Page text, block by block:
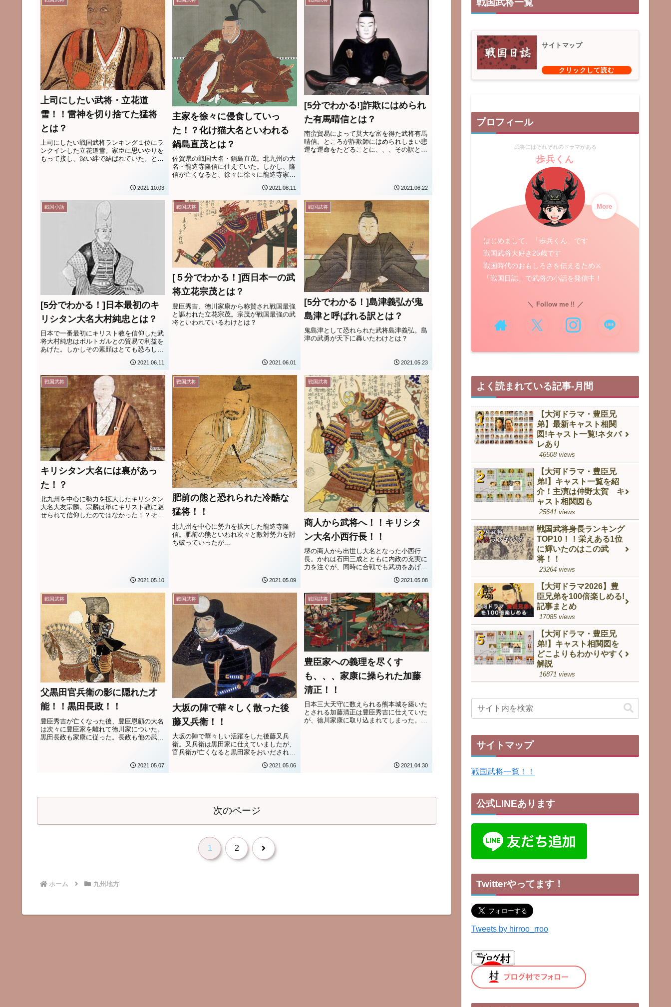
上司にしたい武将・立花道
雪！！雷神を切り捨てた猛将
とは？
上司にしたい戦国武将ランキング１位にラ
ンクインした立花道雪。家臣に思いやりを
もって接し、深い絆で結ばれていた。とこ
2021.10.03
主家を徐々に侵食していっ
た！？化け猫大名といわれる
鍋島直茂とは？
佐賀県の戦国大名・鍋島直茂。北九州の大
名・龍造寺隆信に仕えていた。しかし、隆
信が亡くなると、徐々に徐々に龍造寺家の
2021.08.11
[5分でわかる!]詐欺にはめられ
た有馬晴信とは？
南蛮貿易によって莫大な富を得た武将有馬
晴信。ところが詐欺師にはめられしまい悲
運な運命をたどることに、、、その訳と
2021.06.22
戦国小話
[5分でわかる！]日本最初のキ
リシタン大名大村純忠とは？
日本で一番最初にキリスト教を信仰した武
将大村純忠はポルトガルとの貿易で利益を
あげた。しかしその素顔はとても恐ろしい
2021.06.11
戦国武将
[５分でわかる！]西日本一の武
将立花宗茂とは？
豊臣秀吉、徳川家康から称賛され戦国最強
と謳われた立花宗茂。宗茂が戦国最強の武
将といわれているわけとは？
2021.06.01
戦国武将
[5分でわかる！]島津義弘が鬼
島津と呼ばれる訳とは？
鬼島津として恐れられた武将島津義弘。島
津の武勇が天下に轟いたわけとは？
2021.05.23
戦国武将
キリシタン大名には裏があっ
た！？
北九州を中心に勢力を拡大したキリシタン
大名大友宗麟。宗麟は単にキリスト教に魅
せられて信仰したのではなかった！？その
2021.05.10
戦国武将
肥前の熊と恐れられた冷酷な
猛将！！
北九州を中心に勢力を拡大した龍造寺隆
信。肥前の熊といわれ次々と敵対勢力を討
ち破っていったが...
2021.05.09
戦国武将
商人から武将へ！！キリシタ
ン大名小西行長！！
堺の商人から出世し大名となった小西行
長。かれは石田三成とともに内政の充実に
力を注ぐが、同時に合戦でも武功をあげて
2021.05.08
戦国武将
父黒田官兵衛の影に隠れた才
能！！黒田長政！！
豊臣秀吉が亡くなった後、豊臣恩顧の大名
は次々に豊臣家を離れて徳川家についた。
黒田長政も家康に従った。長政も他の武将
2021.05.07
戦国武将
大坂の陣で華々しく散った後
藤又兵衛！！
大坂の陣で華々しい活躍をした後藤又兵
衛。又兵衛は黒田家に仕えていましたが、
官兵衛が亡くなると黒田家をおいだされて
2021.05.06
戦国武将
豊臣家への義理を尽くす
も、、、家康に操られた加藤
清正！！
日本三大天守に数えられる熊本城を築いた
とされる加藤清正は豊臣秀吉に仕えていた
が、徳川家康に取り込まれてしまった。そ
2021.04.30
次のページ
1 2 次
ホーム 九州地方
戦国武将一覧
サイトマップ
プロフィール
武将にはそれぞれのドラマがある
歩兵くん
More
はじめまして、「歩兵くん」です
戦国武将大好き25歳です
戦国時代のおもしろさを伝えるため⚔️
「戦国日誌」で武将の小話を発信中！
Follow me !!
よく読まれている記事-月間
【大河ドラマ・豊臣兄
弟】最新キャスト相関
図!キャスト一覧!ネタバ
レあり
46508 views
【大河ドラマ・豊臣兄
弟!】キャスト一覧を紹
介！主演は仲野太賀 キ
ャスト相関図も
25641 views
戦国武将身長ランキング
TOP10！！栄えある1位
に輝いたのはこの武
将！！
23264 views
【大河ドラマ2026】豊
臣兄弟を100倍楽しめる!
記事まとめ
17085 views
【大河ドラマ・豊臣兄
弟!】キャスト相関図を
どこよりもわかりやすく
解説
16871 views
サイトマップ
戦国武将一覧！！
公式LINEあります
Twitterやってます！
Tweets by hirroo_rroo